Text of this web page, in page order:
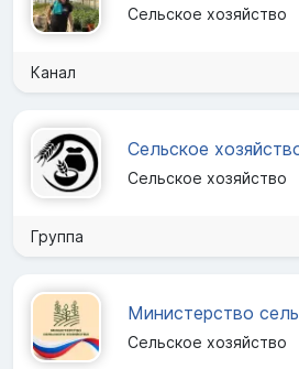
Сельское хозяйство
Канал
Сельское хозяйство
Группа
Сельское хозяйство